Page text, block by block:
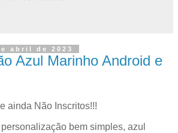
abril de 2023
Azul Marinho Android e
ainda Não Inscritos!!!
bem simples, azul